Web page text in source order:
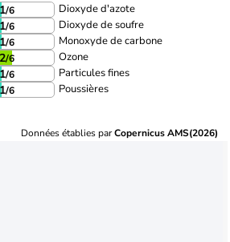
1/6 Dioxyde d'azote
1/6 Dioxyde de soufre
1/6 Monoxyde de carbone
2/6 Ozone
1/6 Particules fines
1/6 Poussières
Données établies parCopernicus AMS(2026)